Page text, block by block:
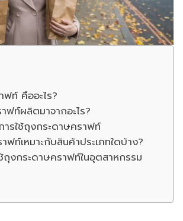
ท์ คืออะไร?
ฟท์ผลิตมาจากอะไร?
ารใช้ถุงกระดาษคราฟท์
ฟท์เหมาะกับสินค้าประเภทใดบ้าง?
ถุงกระดาษคราฟท์ในอุตสาหกรรม